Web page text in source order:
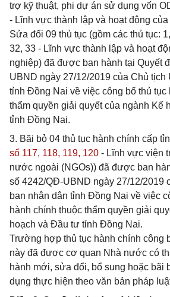
trợ kỹ thuật, phi dự án sử dụng vốn
- Lĩnh vực thành lập và hoạt động
Sửa đổi 09 thủ tục (gồm các thủ tục:
32, 33 - Lĩnh vực thành lập và hoạt
nghiệp) đã được ban hành tại Quyết
UBND ngày 27/12/2019 của Chủ tịch
tỉnh Đồng Nai về việc công bố thủ tục
thẩm quyền giải quyết của ngành Kế
tỉnh Đồng Nai.
3. Bãi bỏ 04 thủ tục hành chính cấp
số 117, 118, 119, 120 - Lĩnh vực viện
nước ngoài (NGOs)) đã được ban
số 4242/QĐ-UBND ngày 27/12/2019
ban nhân dân tỉnh Đồng Nai về việc
hành chính thuộc thẩm quyền giải
hoạch và Đầu tư tỉnh Đồng Nai.
Trường hợp thủ tục hành chính công
này đã được cơ quan Nhà nước có
hành mới, sửa đổi, bổ sung hoặc bãi
dụng thực hiện theo văn bản pháp